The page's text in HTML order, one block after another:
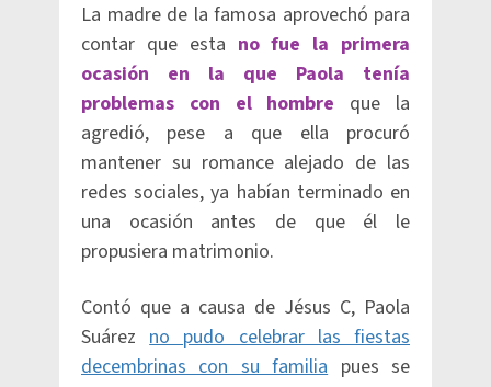
La madre de la famosa aprovechó para
contar que esta no fue la primera
ocasión en la que Paola tenía
problemas con el hombre que la
agredió, pese a que ella procuró
mantener su romance alejado de las
redes sociales, ya habían terminado en
una ocasión antes de que él le
propusiera matrimonio.
Contó que a causa de Jésus C, Paola
Suárezno pudo celebrar las fiestas
decembrinas con su familiapues se